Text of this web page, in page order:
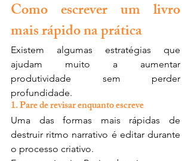
Como escrever um livro
mais rápido na prática
Existem algumas estratégias que
ajudam muito a aumentar
produtividade sem perder
profundidade.
1. Pare de revisar enquanto escreve
Uma das formas mais rápidas de
destruir ritmo narrativo é editar durante
o processo criativo.